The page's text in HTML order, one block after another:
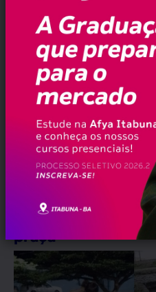
Erramos
Bahia
COARACI❗
Gabriela se unem
praça